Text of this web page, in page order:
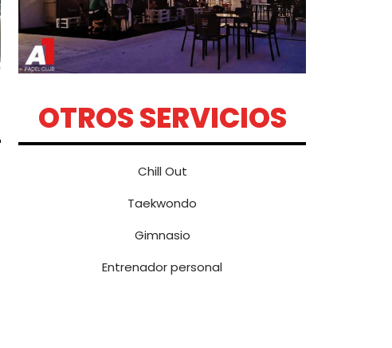
OTROS SERVICIOS
Chill Out
Taekwondo
Gimnasio
Entrenador personal